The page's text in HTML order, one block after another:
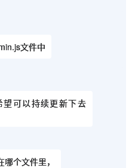
文件中
可以持续更新下去
个文件里，